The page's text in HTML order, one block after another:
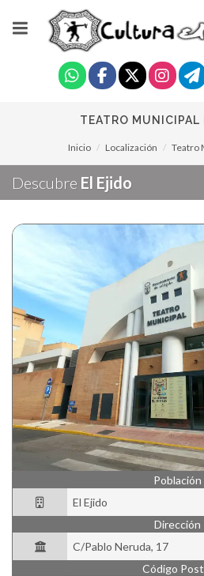
TEATRO MUNICIPAL
Inicio Localización Teatro
Descubre El Ejido
Población
Población
El Ejido
Dirección
DirecciónC/Pablo Neruda, 17
Código